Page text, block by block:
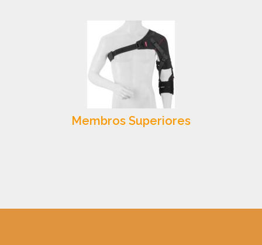
Membros Superiores